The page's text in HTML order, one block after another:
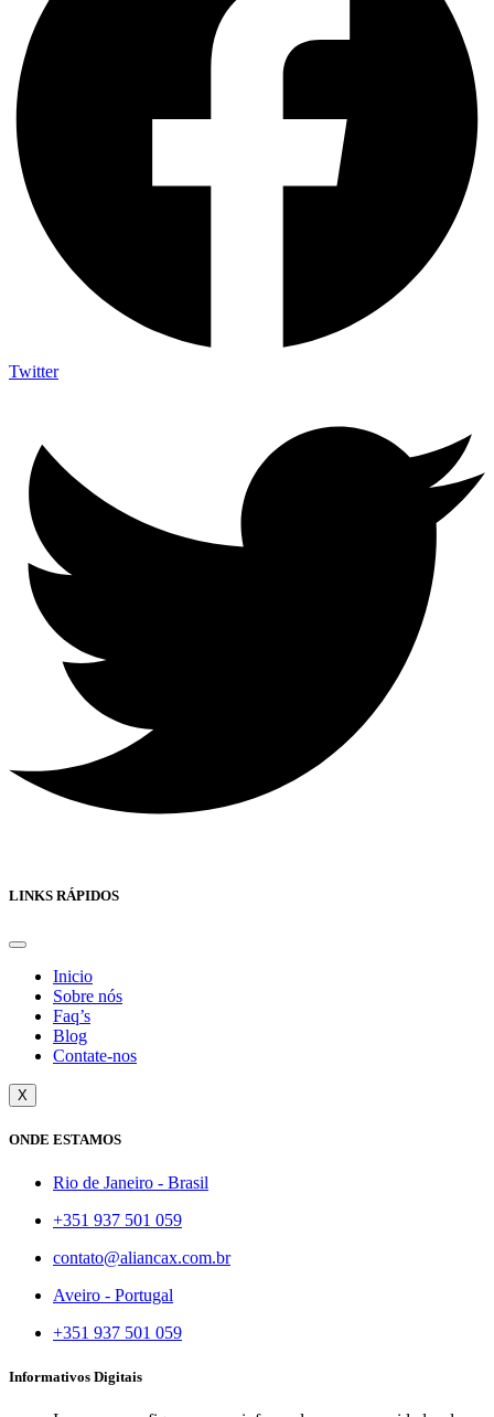
Twitter
LINKS RÁPIDOS
Inicio
Sobre nós
Faq’s
Blog
Contate-nos
X
ONDE ESTAMOS
Rio de Janeiro - Brasil
+351 937 501 059
contato@aliancax.com.br
Aveiro - Portugal
+351 937 501 059
Informativos Digitais